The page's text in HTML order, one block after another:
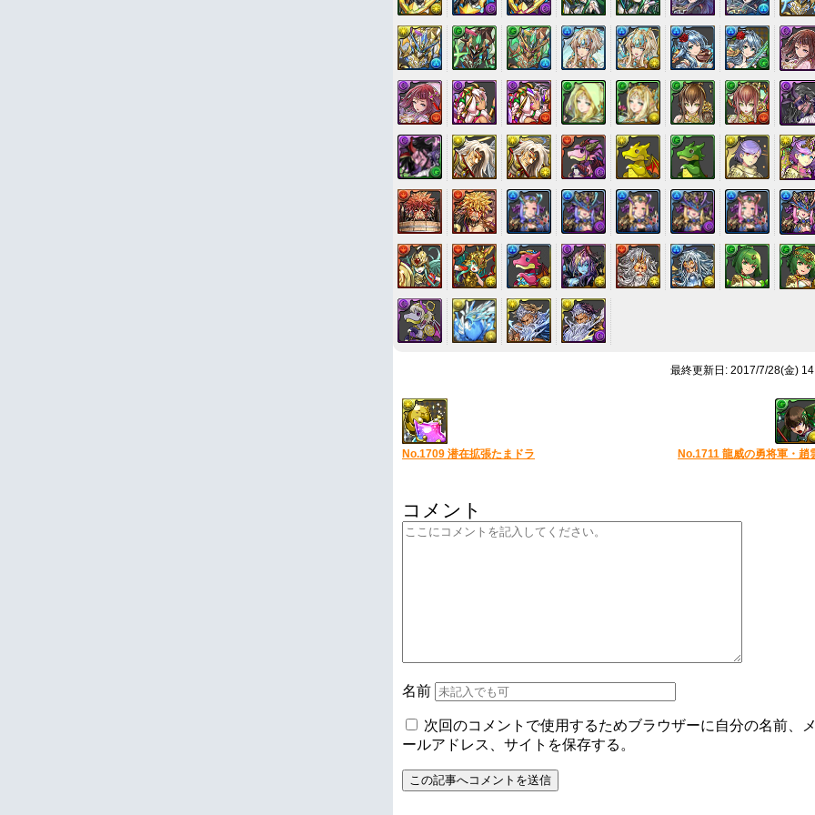
最終更新日: 2017/7/28(金)
No.1709 潜在拡張たまドラ No.1711 龍威の勇将軍・趙
コメント
名前
次回のコメントで使用するためブラウザーに自分の名前、
ールアドレス、サイトを保存する。